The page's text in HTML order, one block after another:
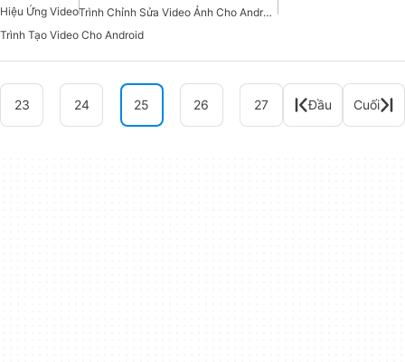
Hiệu Ứng Video
Trình Chỉnh Sửa Video Ảnh Cho Android
Trình Tạo Video Cho Android
23 24 25 26 27 Đầu Cuối